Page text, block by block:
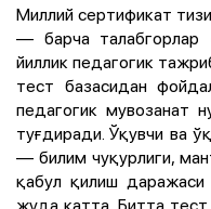
Миллий сертификат
— барча талабгорлар
йиллик педагогик
тест базасидан
педагогик мувозанат
туғдиради. Ўқувчи ва
— билим чуқурлиги,
қабул қилиш